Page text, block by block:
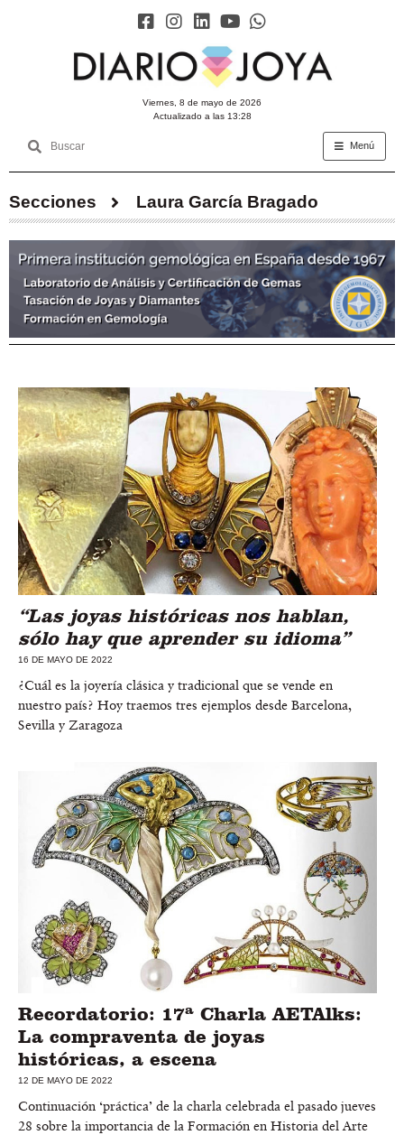
viernes, 8 de mayo de 2026
Actualizado a las 13:28
Menú
Secciones Laura García Bragado
“Las joyas históricas nos hablan,
sólo hay que aprender su idioma”
16 DE MAYO DE 2022
¿Cuál es la joyería clásica y tradicional que se vende en
nuestro país? Hoy traemos tres ejemplos desde Barcelona,
Sevilla y Zaragoza
Recordatorio: 17ª Charla AETAlks:
La compraventa de joyas
históricas, a escena
12 DE MAYO DE 2022
Continuación ‘práctica’ de la charla celebrada el pasado jueves
28 sobre la importancia de la Formación en Historia del Arte